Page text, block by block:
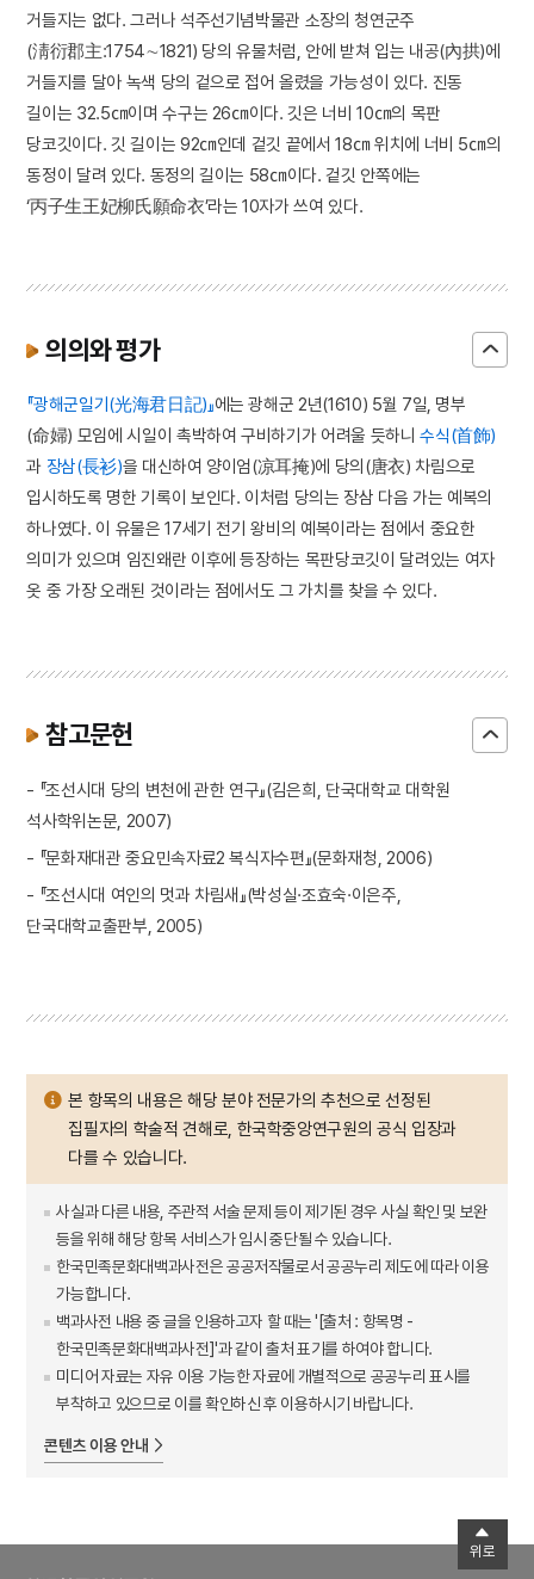
거들지는 없다. 그러나 석주선기념박물관 소장의 청연군주
(淸衍郡主:1754∼1821) 당의 유물처럼, 안에 받쳐 입는 내공(內拱)에
거들지를 달아 녹색 당의 겉으로 접어 올렸을 가능성이 있다. 진동
길이는 32.5㎝이며 수구는 26㎝이다. 깃은 너비 10㎝의 목판
당코깃이다. 깃 길이는 92㎝인데 겉깃 끝에서 18㎝ 위치에 너비 5㎝의
동정이 달려 있다. 동정의 길이는 58㎝이다. 겉깃 안쪽에는
‘丙子生王妃柳氏願命衣’라는 10자가 쓰여 있다.
의의와 평가
『광해군일기(光海君日記)』에는 광해군 2년(1610) 5월 7일, 명부
(命婦) 모임에 시일이 촉박하여 구비하기가 어려울 듯하니수식(首飾)
과 장삼(長衫)을 대신하여 양이엄(凉耳掩)에 당의(唐衣) 차림으로
입시하도록 명한 기록이 보인다. 이처럼 당의는 장삼 다음 가는 예복의
하나였다. 이 유물은 17세기 전기 왕비의 예복이라는 점에서 중요한
의미가 있으며 임진왜란 이후에 등장하는 목판당코깃이 달려있는 여자
옷 중 가장 오래된 것이라는 점에서도 그 가치를 찾을 수 있다.
참고문헌
- 『조선시대 당의 변천에 관한 연구』(김은희, 단국대학교 대학원
석사학위논문, 2007)
- 『문화재대관 중요민속자료2 복식자수편』(문화재청, 2006)
- 『조선시대 여인의 멋과 차림새』(박성실·조효숙·이은주,
단국대학교출판부, 2005)
본 항목의 내용은 해당 분야 전문가의 추천으로 선정된
집필자의 학술적 견해로, 한국학중앙연구원의 공식 입장과
다를 수 있습니다.
사실과 다른 내용, 주관적 서술 문제 등이 제기된 경우 사실 확인 및 보완
등을 위해 해당 항목 서비스가 임시 중단될 수 있습니다.
한국민족문화대백과사전은 공공저작물로서 공공누리 제도에 따라 이용
가능합니다.
백과사전 내용 중 글을 인용하고자 할 때는 '[출처 : 항목명 -
한국민족문화대백과사전]'과 같이 출처 표기를 하여야 합니다.
미디어 자료는 자유 이용 가능한 자료에 개별적으로 공공누리 표시를
부착하고 있으므로 이를 확인하신 후 이용하시기 바랍니다.
콘텐츠 이용 안내
위로